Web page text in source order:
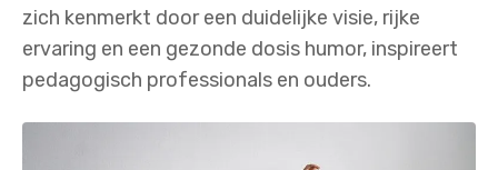
zich kenmerkt door een duidelijke visie, rijke
ervaring en een gezonde dosis humor, inspireert
pedagogisch professionals en ouders.